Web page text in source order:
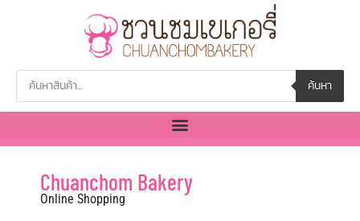
ค้นหา
Chuanchom Bakery
Online Shopping